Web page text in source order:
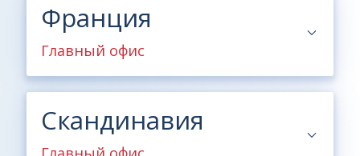
Франция
Главный офис
Скандинавия